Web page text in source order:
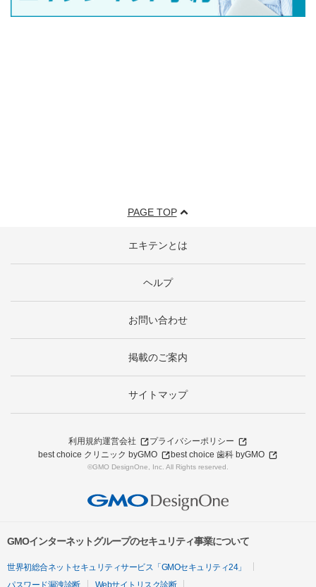
PAGE TOP
エキテンとは
ヘルプ
お問い合わせ
掲載のご案内
サイトマップ
利用規約運営会社
プライバシーポリシー
best choice クリニック byGMO
best choice 歯科 byGMO
©GMO DesignOne, Inc. All Rights reserved.
GMOインターネットグループのセキュリティ事業について
世界初総合ネットセキュリティサービス「GMOセキュリティ24」
パスワード漏洩診断
Webサイトリスク診断